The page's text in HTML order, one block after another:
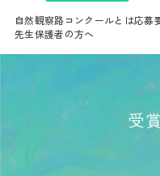
自然観察路コンクールとは応募
先生保護者の方へ
受